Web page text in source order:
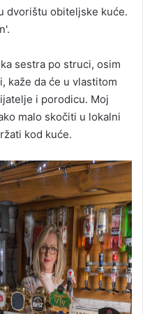
dvorištu obiteljske kuće.
sestra po struci, osim
kaže da će u vlastitom
i porodicu. Moj
malo skočiti u lokalni
kod kuće.